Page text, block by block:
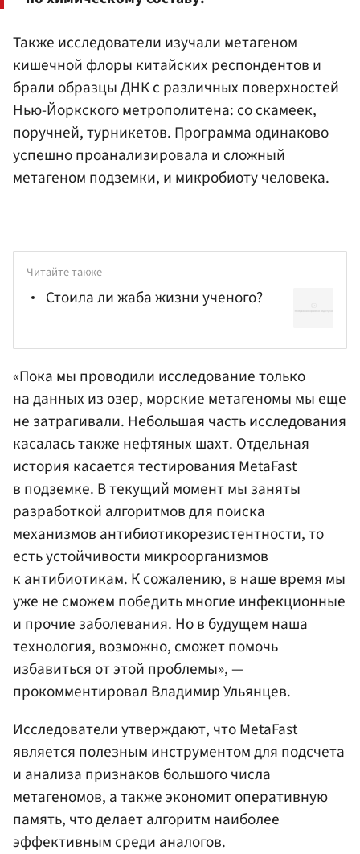
Также исследователи изучали метагеном
кишечной флоры китайских респондентов и
брали образцы ДНК с различных поверхностей
Нью-Йоркского метрополитена: со скамеек,
поручней, турникетов. Программа одинаково
успешно проанализировала и сложный
метагеном подземки, и микробиоту человека.
Читайте также
Стоила ли жаба жизни ученого?
«Пока мы проводили исследование только
на данных из озер, морские метагеномы мы еще
не затрагивали. Небольшая часть исследования
касалась также нефтяных шахт. Отдельная
история касается тестирования MetaFast
в подземке. В текущий момент мы заняты
разработкой алгоритмов для поиска
механизмов антибиотикорезистентности, то
есть устойчивости микроорганизмов
к антибиотикам. К сожалению, в наше время мы
уже не сможем победить многие инфекционные
и прочие заболевания. Но в будущем наша
технология, возможно, сможет помочь
избавиться от этой проблемы», —
прокомментировал Владимир Ульянцев.
Исследователи утверждают, что MetaFast
является полезным инструментом для подсчета
и анализа признаков большого числа
метагеномов, а также экономит оперативную
память, что делает алгоритм наиболее
эффективным среди аналогов.